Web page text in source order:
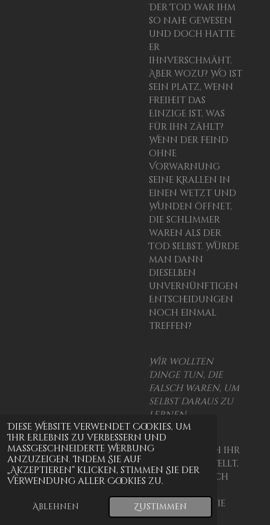
Diese Website verwendet Cookies, um
Ihr Erlebnis zu verbessern und
maßgeschneiderte Werbung
anzuzeigen. Indem Sie auf
„Akzeptieren“ klicken, stimmen Sie der
Verwendung aller Cookies zu.
Ablehnen Zustimmen
Der Tod war ihm
so nahe gewesen
und doch hatte
er
ihnverschmäht.
Aber wozu? Wo ist
sein Platz, wenn
Freiheit das
Einzige ist, was
für ihn zählt?
Wenn der Feind
ohne
Vorwarnung
seine Krallen in
einen wetzt und
Wunden öffnet,
die schlimmer
waren als der
Tod selbst. Würde
man dann
dieselben
unvernünftigen
Entscheidungen
noch einmal
treffen?
Wir wollten
Dinge tun, die
falsch waren, um
selbst daraus zu
lernen.
Alles, was sich ihr
in den Weg stellt,
holt plötzlich
hervor und die
vergessenen